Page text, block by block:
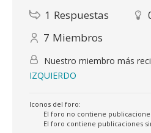
1 Respuestas
7 Miembros
Nuestro miembro más
IZQUIERDO
Iconos del foro:
El foro no contiene
El foro contiene publicaciones